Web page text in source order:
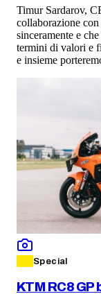
Timur Sardarov,
collaborazione
sinceramente e
termini di valori e
e insieme
Special
KTM RC8 GP